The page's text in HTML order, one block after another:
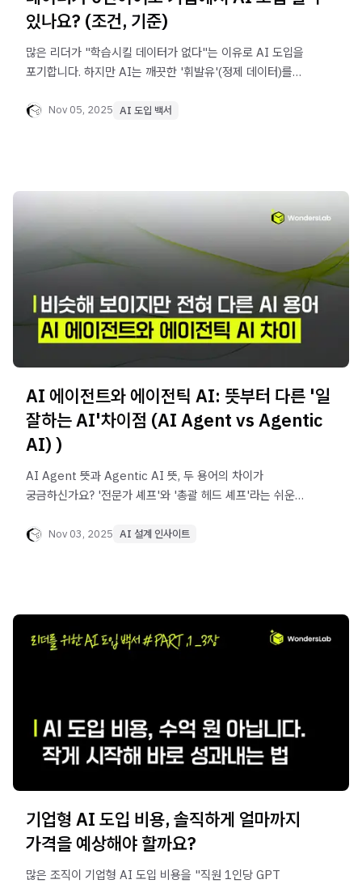
있나요? (조건, 기준)
많은 리더가 "학습시킬 데이터가 없다"는 이유로 AI 도입을
포기합니다. 하지만 AI는 깨끗한 '휘발유'(정제 데이터)를
정제하는 '시스템'입니다. 이번 글에서는 '깨끗한 DB'만 찾다
(Chaos)을 '학습 가능한 자산(Asset)'으로 전환하고 싶은
Nov 05, 2025 AI 도입 백서
AI 에이전트와 에이전틱 AI: 뜻부터 다른 '일
잘하는 AI'차이점 (AI Agent vs Agentic
AI) )
AI Agent 뜻과 Agentic AI 뜻, 두 용어의 차이가
궁금하신가요? '전문가 셰프'와 '총괄 헤드 셰프'라는 쉬운
설명합니다.
Nov 03, 2025 AI 설계 인사이트
기업형 AI 도입 비용, 솔직하게 얼마까지
가격을 예상해야 할까요?
많은 조직이 기업형 AI 도입 비용을 "직원 1인당 GPT